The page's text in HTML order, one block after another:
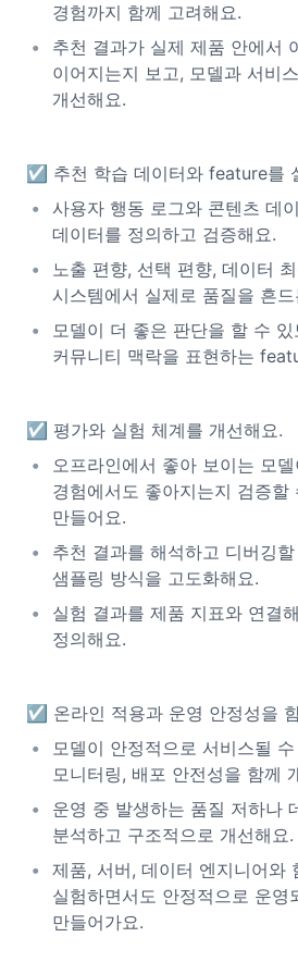
경험까지 함께 고려해요.
추천 결과가 실제 제품 안에서
이어지는지 보고, 모델과 서비
개선해요.
☑️ 추천 학습 데이터와 feature를
사용자 행동 로그와 콘텐츠 데
데이터를 정의하고 검증해요.
노출 편향, 선택 편향, 데이터
시스템에서 실제로 품질을 흔
모델이 더 좋은 판단을 할 수
커뮤니티 맥락을 표현하는
☑️ 평가와 실험 체계를 개선해요.
오프라인에서 좋아 보이는 모
경험에서도 좋아지는지 검증할
만들어요.
추천 결과를 해석하고 디버깅
샘플링 방식을 고도화해요.
실험 결과를 제품 지표와 연결
정의해요.
☑️ 온라인 적용과 운영 안정성을
모델이 안정적으로 서비스될
모니터링, 배포 안전성을 함께
운영 중 발생하는 품질 저하나
분석하고 구조적으로 개선해요.
제품, 서버, 데이터 엔지니어와
실험하면서도 안정적으로 운영
만들어가요.